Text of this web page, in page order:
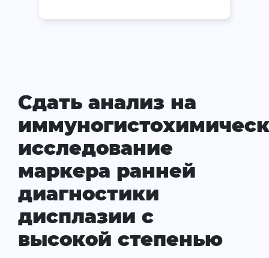
Сдать анализ на
исследование
маркера ранней
диагностики
дисплазии с
высокой степенью